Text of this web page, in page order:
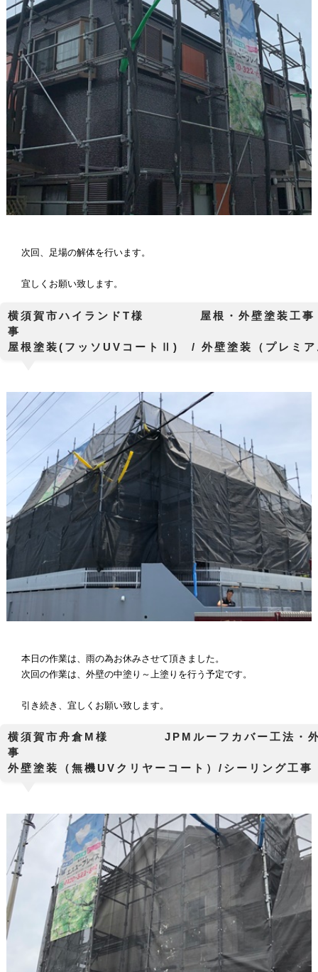
次回、足場の解体を行います。
宜しくお願い致します。
横須賀市ハイランドT様 屋根・外壁塗装工事
屋根塗装(フッソUVコートⅡ) / 外壁塗装（プレミ
本日の作業は、雨の為お休みさせて頂きました。
次回の作業は、外壁の中塗り～上塗りを行う予定です。
引き続き、宜しくお願い致します。
横須賀市舟倉M様 JPMルーフカバー工法・外
外壁塗装（無機UVクリヤーコート）/シーリング工